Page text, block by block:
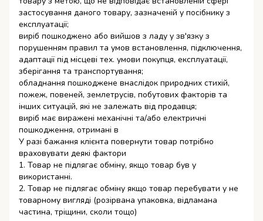
застосування даного товару, зазначеній у посібнику з
експлуатації;
виріб пошкоджено або вийшов з ладу у зв'язку з
порушенням правил та умов встановлення, підключення,
адаптації під місцеві тех. умови покупця, експлуатації,
зберігання та транспортування;
обладнання пошкоджене внаслідок природних стихій,
пожеж, повеней, землетрусів, побутових факторів та
інших ситуацій, які не залежать від продавця;
виріб має виражені механічні та/або електричні
пошкодження, отримані в
У разі бажання клієнта повернути товар потрібно
враховувати деякі фактори
1. Товар не підлягає обміну, якщо товар був у
використанні.
2. Товар не підлягає обміну якщо товар перебувати у не
товарному вигляді (розірвана упаковка, відламана
частина, тріщини, сколи тощо)